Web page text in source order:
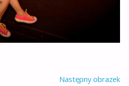
Następny obrazek